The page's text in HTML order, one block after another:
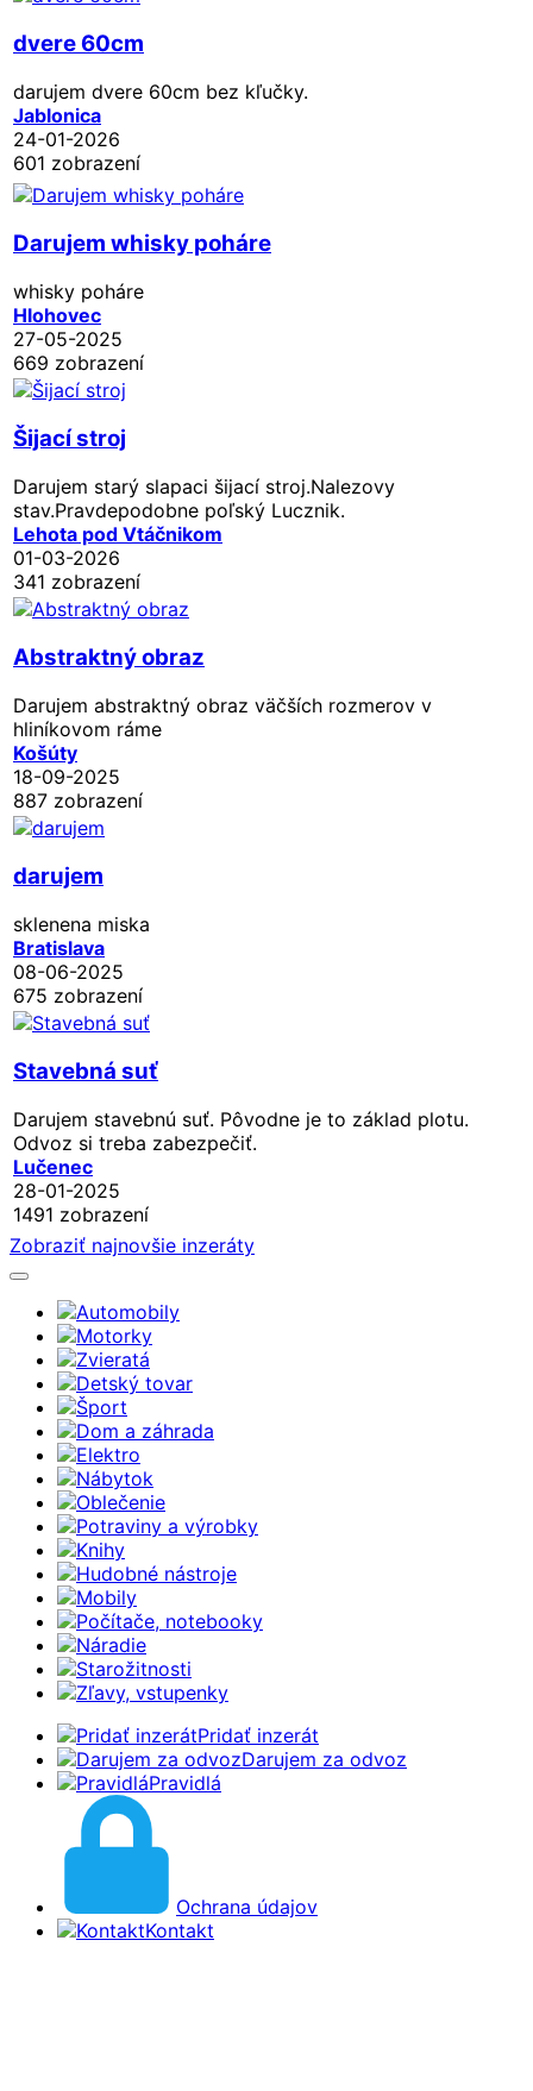
dvere 60cm
darujem dvere 60cm bez kľučky.
Jablonica
24-01-2026
601 zobrazení
Darujem whisky poháre
whisky poháre
Hlohovec
27-05-2025
669 zobrazení
Šijací stroj
Darujem starý slapaci šijací stroj.Nalezovy
stav.Pravdepodobne poľský Lucznik.
Lehota pod Vtáčnikom
01-03-2026
341 zobrazení
Abstraktný obraz
Darujem abstraktný obraz väčších rozmerov v
hliníkovom ráme
Košúty
18-09-2025
887 zobrazení
darujem
sklenena miska
Bratislava
08-06-2025
675 zobrazení
Stavebná suť
Darujem stavebnú suť. Pôvodne je to základ plotu.
Odvoz si treba zabezpečiť.
Lučenec
28-01-2025
1491 zobrazení
Zobraziť najnovšie inzeráty
Automobily
Motorky
Zvieratá
Detský tovar
Šport
Dom a záhrada
Elektro
Nábytok
Oblečenie
Potraviny a výrobky
Knihy
Hudobné nástroje
Mobily
Počítače, notebooky
Náradie
Starožitnosti
Zľavy, vstupenky
Pridať inzerát
Darujem za odvoz
Pravidlá
Ochrana údajov
Kontakt